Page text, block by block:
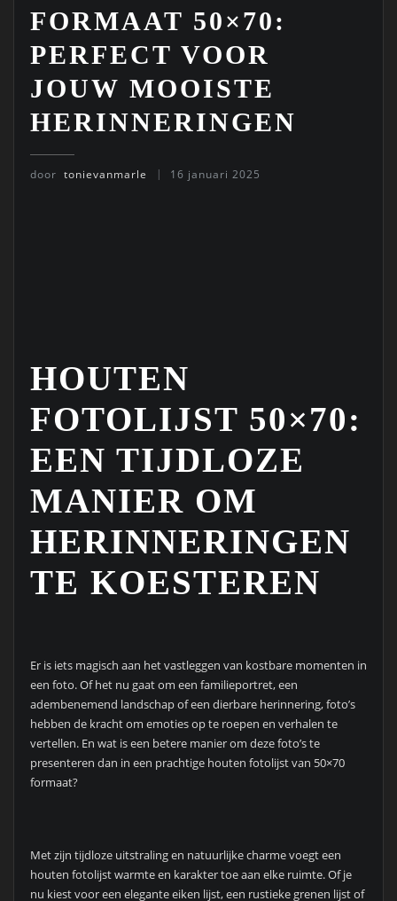
FORMAAT 50×70:
PERFECT VOOR
JOUW MOOISTE
HERINNERINGEN
door tonievanmarle 16 januari 2025
HOUTEN
FOTOLIJST 50×70:
EEN TIJDLOZE
MANIER OM
HERINNERINGEN
TE KOESTEREN
Er is iets magisch aan het vastleggen van kostbare momenten in
een foto. Of het nu gaat om een familieportret, een
adembenemend landschap of een dierbare herinnering, foto’s
hebben de kracht om emoties op te roepen en verhalen te
vertellen. En wat is een betere manier om deze foto’s te
presenteren dan in een prachtige houten fotolijst van 50×70
formaat?
Met zijn tijdloze uitstraling en natuurlijke charme voegt een
houten fotolijst warmte en karakter toe aan elke ruimte. Of je
nu kiest voor een elegante eiken lijst, een rustieke grenen lijst of